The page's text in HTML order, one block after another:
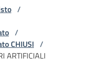
/
/
CHIUSI /
ARTIFICIALI